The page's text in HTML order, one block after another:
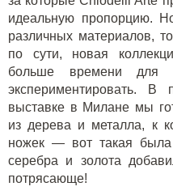
идеальную пропорцию.
различных материалов,
по сути, новая
больше времени для
экспериментировать.
выставке в Милане мы
из дерева и металла, к
ножек — вот такая
серебра и золота
потрясающе!